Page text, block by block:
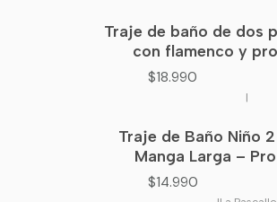
Traje de baño de dos
con flamenco y
$18.990
|
Traje de Baño Niño
Manga Larga –
$14.990